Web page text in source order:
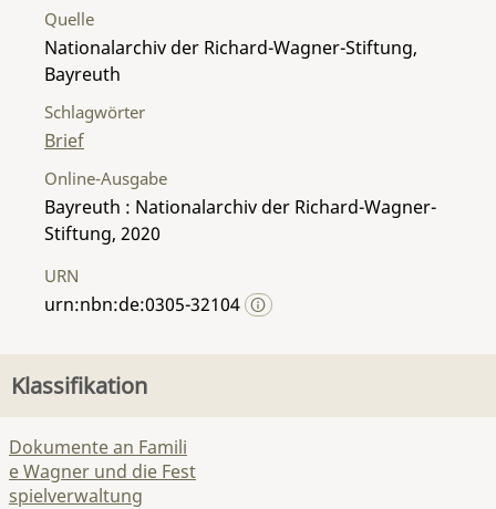
Quelle
Nationalarchiv der Richard-Wagner-Stiftung,
Bayreuth
Schlagwörter
Brief
Online-Ausgabe
Bayreuth : Nationalarchiv der Richard-Wagner-
Stiftung, 2020
URN
urn:nbn:de:0305-32104
Klassifikation
Dokumente an Famili
e Wagner und die Fest
spielverwaltung